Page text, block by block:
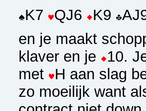
K7
QJ6 K9
en je maakt
klaver en je
10.
met
H aan slag
zo moeilijk want